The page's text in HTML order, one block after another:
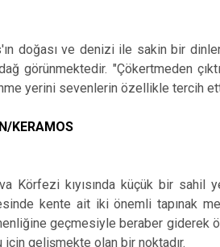
doğası ve denizi ile sakin bir
görünmektedir. "Çökertmeden
yerini sevenlerin özellikle tercih
KERAMOS
Körfezi kıyısında küçük bir sahil
kente ait iki önemli tapınak
geçmesiyle beraber giderek
için gelişmekte olan bir noktadır.